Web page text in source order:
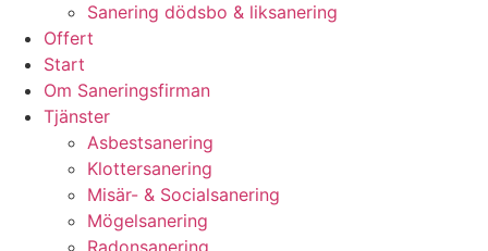
Sanering dödsbo & liksanering
Offert
Start
Om Saneringsfirman
Tjänster
Asbestsanering
Klottersanering
Misär- & Socialsanering
Mögelsanering
Radonsanering